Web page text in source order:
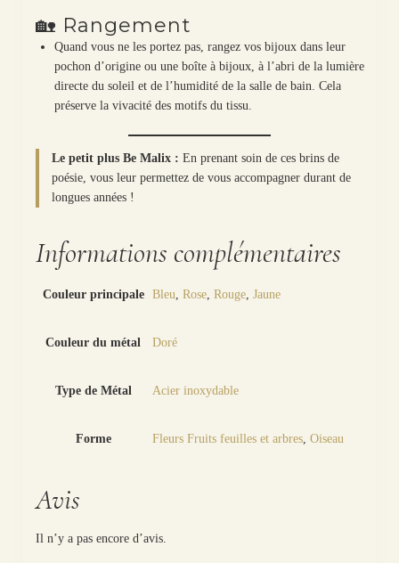
🏡 Rangement
Quand vous ne les portez pas, rangez vos bijoux dans leur
pochon d’origine ou une boîte à bijoux, à l’abri de la lumière
directe du soleil et de l’humidité de la salle de bain. Cela
préserve la vivacité des motifs du tissu.
Le petit plus Be Malix : En prenant soin de ces brins de
poésie, vous leur permettez de vous accompagner durant de
longues années !
Informations complémentaires
Couleur principale Bleu, Rose, Rouge, Jaune
Couleur du métal Doré
Type de Métal Acier inoxydable
Forme Fleurs Fruits feuilles et arbres, Oiseau
Avis
Il n’y a pas encore d’avis.